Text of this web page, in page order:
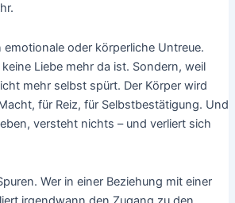
emotionale oder körperliche Untreue.
Liebe mehr da ist. Sondern, weil
mehr selbst spürt. Der Körper wird
für Reiz, für Selbstbestätigung. Und
versteht nichts – und verliert sich
Wer in einer Beziehung mit einer